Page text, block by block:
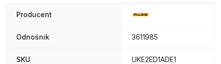
Producent
Odnośnik 3611985
SKU UKE2ED1ADE1